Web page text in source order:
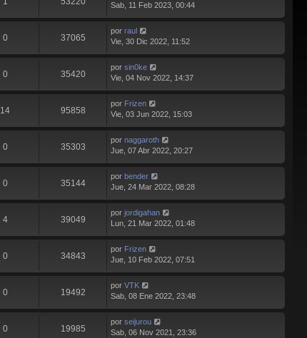
Sab, 11 Feb 2023, 00:44
0 37065
por raul
Vie, 30 Dic 2022, 11:52
0 35420
por sin0ke
Vie, 04 Nov 2022, 14:37
14 95858
por Frizen
Vie, 03 Jun 2022, 15:03
0 35303
por naggaroth
Jue, 07 Abr 2022, 20:27
0 35144
por bender
Jue, 24 Mar 2022, 08:28
4 39049
por jordigahan
Lun, 21 Mar 2022, 01:48
0 34843
por Frizen
Jue, 10 Feb 2022, 07:51
0 19492
por VTK
Sab, 08 Ene 2022, 23:48
0 19985
por seijurou
Sab, 06 Nov 2021, 23:36